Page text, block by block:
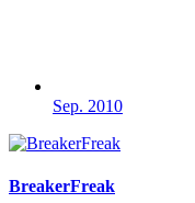
Sep. 2010
BreakerFreak